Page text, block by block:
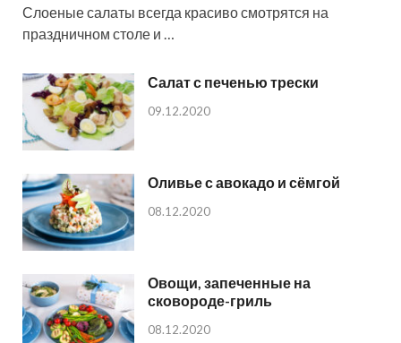
Слоеные салаты всегда красиво смотрятся на
праздничном столе и …
Салат с печенью трески
09.12.2020
Оливье с авокадо и сёмгой
08.12.2020
Овощи, запеченные на
сковороде-гриль
08.12.2020